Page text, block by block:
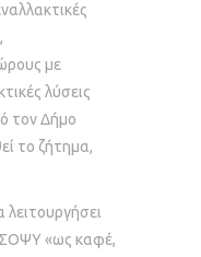
με
λύσεις
τον Δήμο
το ζήτημα,
λειτουργήσει
ΣΟΨΥ «ως καφέ,